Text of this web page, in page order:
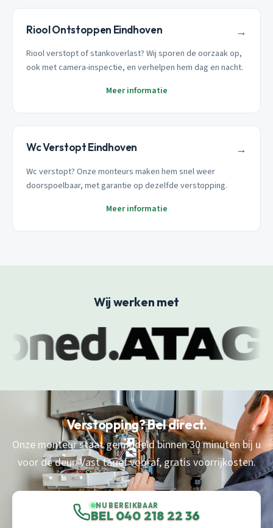
Riool Ontstoppen Eindhoven →
Riool verstopt of stankoverlast? Wij sporen de oorzaak op,
ook met camera-inspectie, en verhelpen hem dag en nacht.
Meer informatie
Wc Verstopt Eindhoven →
Wc verstopt? Onze monteurs maken hem snel weer
doorspoelbaar, met garantie op dezelfde verstopping.
Meer informatie
Wij werken met
Verstopping? Bel direct.
Onze monteur staat gemiddeld binnen 30 minuten bij u
voor de deur. Vast tarief vooraf, gratis voorrijkosten.
NU BEREIKBAAR
BEL 040 218 22 36